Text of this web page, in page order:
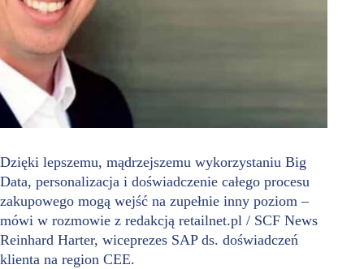
Dzięki lepszemu, mądrzejszemu wykorzystaniu Big
Data, personalizacja i doświadczenie całego procesu
zakupowego mogą wejść na zupełnie inny poziom –
mówi w rozmowie z redakcją retailnet.pl / SCF News
Reinhard Harter, wiceprezes SAP ds. doświadczeń
klienta na region CEE.